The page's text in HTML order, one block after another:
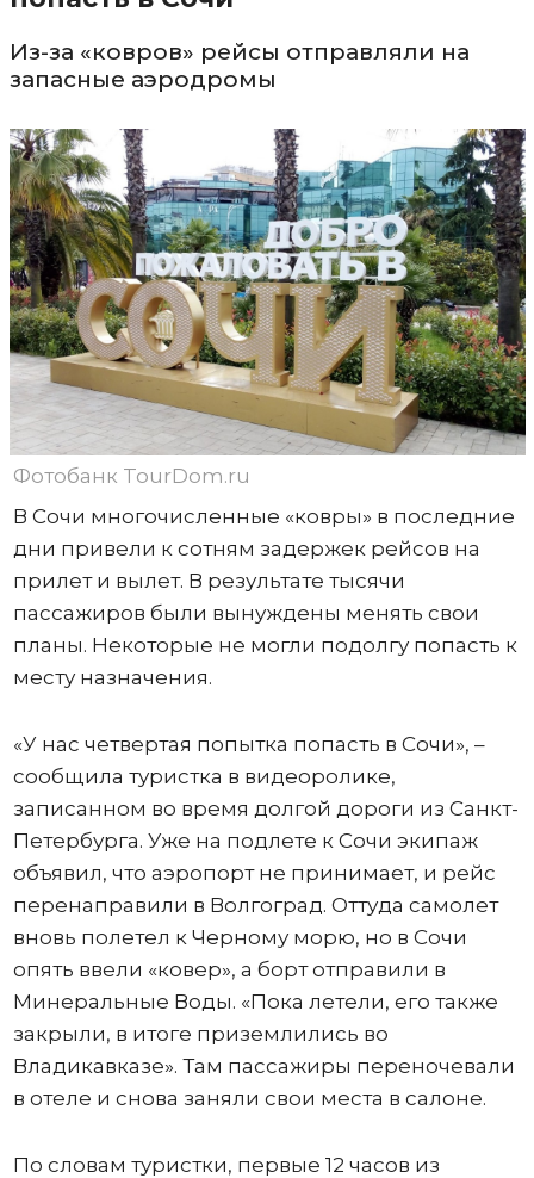
Из-за «ковров» рейсы отправляли на
запасные аэродромы
Фотобанк TourDom.ru
В Сочи многочисленные «ковры» в последние
дни привели к сотням задержек рейсов на
прилет и вылет. В результате тысячи
пассажиров были вынуждены менять свои
планы. Некоторые не могли подолгу попасть к
месту назначения.
«У нас четвертая попытка попасть в Сочи», –
сообщила туристка в видеоролике,
записанном во время долгой дороги из Санкт-
Петербурга. Уже на подлете к Сочи экипаж
объявил, что аэропорт не принимает, и рейс
перенаправили в Волгоград. Оттуда самолет
вновь полетел к Черному морю, но в Сочи
опять ввели «ковер», а борт отправили в
Минеральные Воды. «Пока летели, его также
закрыли, в итоге приземлились во
Владикавказе». Там пассажиры переночевали
в отеле и снова заняли свои места в салоне.
По словам туристки, первые 12 часов из